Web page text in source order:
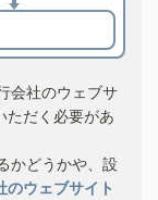
会社のウェブサ
ただく必要があ
かどうかや、設
のウェブサイト